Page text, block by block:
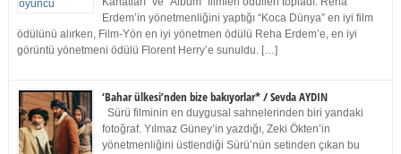
Erdem’in yönetmenliğini yaptığı “Koca Dünya” en iyi film
ödülünü alırken, Film-Yön en iyi yönetmen ödülü Reha Erdem’e, en iyi
görüntü yönetmeni ödülü Florent Herry’e sunuldu. […]
‘Bahar ülkesi’nden bize bakıyorlar* / Sevda AYDIN
Sürü filminin en duygusal sahnelerinden biri yandaki
fotoğraf. Yılmaz Güney’in yazdığı, Zeki Ökten’in
yönetmenliğini üstlendiği Sürü’nün setinden çıkan bu